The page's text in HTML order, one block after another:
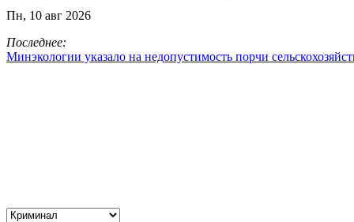
Пн, 10 авг 2026
Последнее:
Минэкологии указало на недопустимость порчи